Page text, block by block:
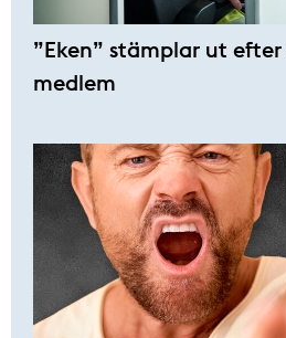
”Eken” stämplar ut efter
medlem